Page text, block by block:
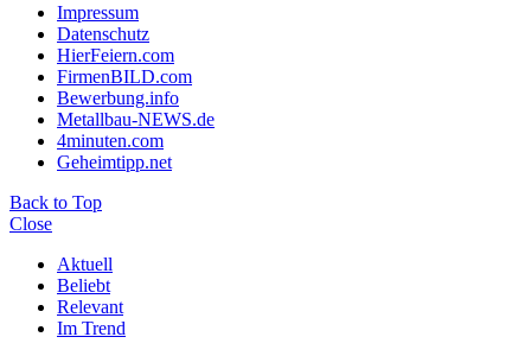
Impressum
Datenschutz
HierFeiern.com
FirmenBILD.com
Bewerbung.info
Metallbau-NEWS.de
4minuten.com
Geheimtipp.net
Back to Top
Close
Aktuell
Beliebt
Relevant
Im Trend